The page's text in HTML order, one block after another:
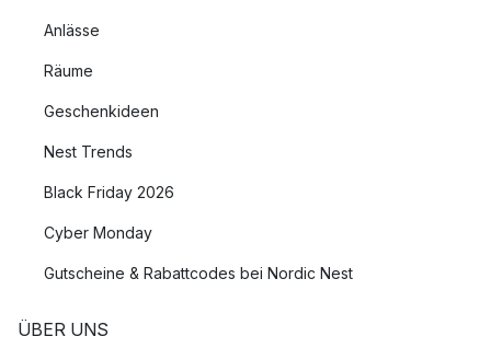
Anlässe
Räume
Geschenkideen
Nest Trends
Black Friday 2026
Cyber Monday
Gutscheine & Rabattcodes bei Nordic Nest
ÜBER UNS